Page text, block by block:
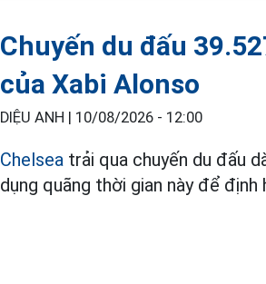
Chuyến du đấu
của Xabi Alonso
DIỆU ANH | 10/08/2026 - 12:00
Chelsea trải qua chuyến du đấu
dụng quãng thời gian này để